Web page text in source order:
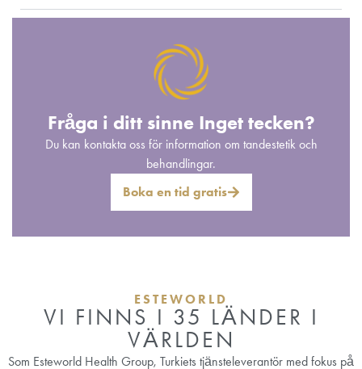
Fråga i ditt sinne Inget tecken?
Du kan kontakta oss för information om tandestetik och
behandlingar.
Boka en tid gratis
ESTEWORLD
VI FINNS I 35 LÄNDER I
VÄRLDEN
Som Esteworld Health Group, Turkiets tjänsteleverantör med fokus på